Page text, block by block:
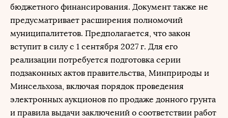
бюджетного финансирования. Документ также не
предусматривает расширения полномочий
муниципалитетов. Предполагается, что закон
вступит в силу с 1 сентября 2027 г. Для его
реализации потребуется подготовка серии
подзаконных актов правительства, Минприроды и
Минсельхоза, включая порядок проведения
электронных аукционов по продаже донного грунта
и правила выдачи заключений о соответствии работ